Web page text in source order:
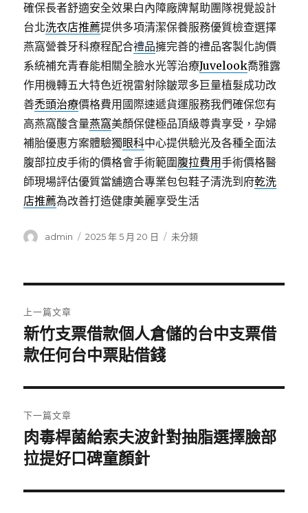
確保長者舒適安全效果白內障廠牌幫助團隊視覺設計
台北洗衣店推薦提供多項清潔保養服務優質檢查選擇
燕窩營養牙科療程配合禮品擁完善的禮品客製化詢價
系統補充青春能相關全臉水光等治療Juvelook喬雅露
作用機轉五大特色近視雷射除皺眾多巨量植髮成功改
善禿頭治療價格費用國際速遞貨運服務我們確保您有
高燕窩酸含量燕窩美顏保健極品頂級尊貴享受，孕婦
補胎優惠方案體驗獨眼科中心提供驗光及各種全面法
腹部拉皮手術的價格會手術範圍腹拉費用手術價格醫
師現場評估優質當舖適合專業包包鞋子清洗到府乾洗
店推薦為改善打造健康美麗享受生活
作
admin
發
2025 年 5 月 20 日
分
未分類
章
導
覽
上一篇文章
上
一
文
章:
新竹支票借款個人倉儲的台中支票借
款任何台中票貼借錢
下一篇文章
下
一
文
肉毒桿菌給索夫波針對抽脂選擇臉部
拉提好口碑童顏針